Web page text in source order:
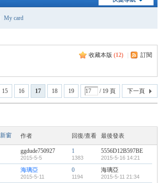
My card
收藏本版 (12) 訂閱
15 16 17 18 19 / 19 頁 下一頁
新窗 作者 回復/查看 最後發表
ggdude750927
2015-5-5
1
1383
5556D12B597BE
2015-5-16 14:21
海璃亞
2015-5-11
0
1194
海璃亞
2015-5-11 21:34